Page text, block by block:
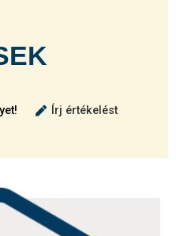
Írj értékelést